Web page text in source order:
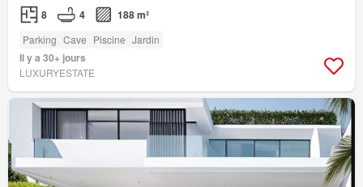
8 4 188 m²
Parking Cave Piscine Jardin
Il y a 30+ jours
LUXURYESTATE